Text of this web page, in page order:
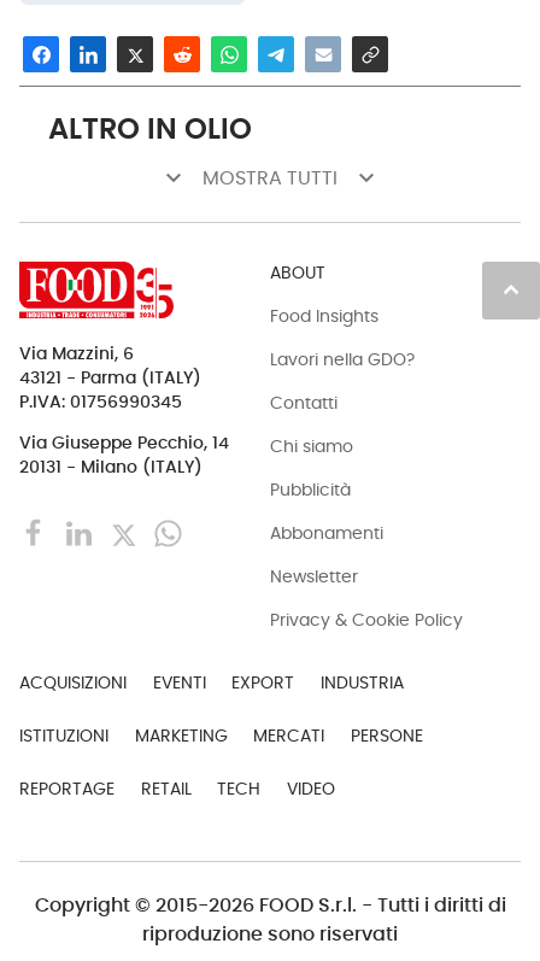
ALTRO IN OLIO
keyboard_arrow_down
MOSTRA TUTTI keyboard_arrow_down
keyboard_arrow_up
Via Mazzini, 6
43121 - Parma (ITALY)
P.IVA: 01756990345
Via Giuseppe Pecchio, 14
20131 - Milano (ITALY)
ABOUT
Food Insights
Lavori nella GDO?
Contatti
Chi siamo
Pubblicità
Abbonamenti
Newsletter
Privacy & Cookie Policy
ACQUISIZIONI EVENTI EXPORT INDUSTRIA
ISTITUZIONI MARKETING MERCATI PERSONE
REPORTAGE RETAIL TECH VIDEO
Copyright © 2015-2026 FOOD S.r.l. - Tutti i diritti di
riproduzione sono riservati